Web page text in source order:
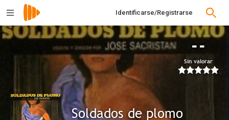
Identificarse/Registrarse
--
Sin valorar
Soldados de plomo